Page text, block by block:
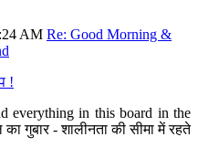
AM Re: Good Morning &
!
everything in this board in the
गुबार - शालीनता की सीमा में रहते